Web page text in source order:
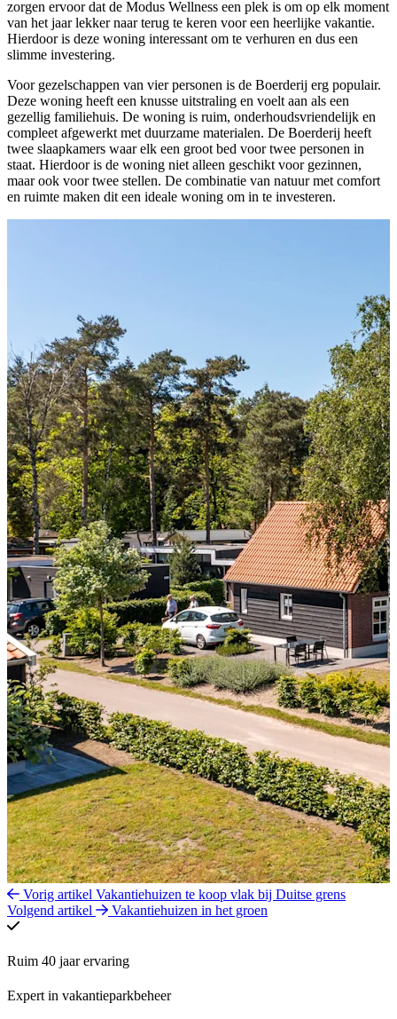
zorgen ervoor dat de Modus Wellness een plek is om op elk moment
van het jaar lekker naar terug te keren voor een heerlijke vakantie.
Hierdoor is deze woning interessant om te verhuren en dus een
slimme investering.
Voor gezelschappen van vier personen is de Boerderij erg populair.
Deze woning heeft een knusse uitstraling en voelt aan als een
gezellig familiehuis. De woning is ruim, onderhoudsvriendelijk en
compleet afgewerkt met duurzame materialen. De Boerderij heeft
twee slaapkamers waar elk een groot bed voor twee personen in
staat. Hierdoor is de woning niet alleen geschikt voor gezinnen,
maar ook voor twee stellen. De combinatie van natuur met comfort
en ruimte maken dit een ideale woning om in te investeren.
Vorig artikel Vakantiehuizen te koop vlak bij Duitse grens
Volgend artikel
Vakantiehuizen in het groen
Ruim 40 jaar ervaring
Expert in vakantieparkbeheer